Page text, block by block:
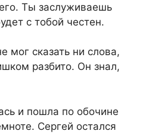
Ты заслуживаешь
с тобой честен.
мог сказать ни слова,
разбито. Он знал,
и пошла по обочине
Сергей остался